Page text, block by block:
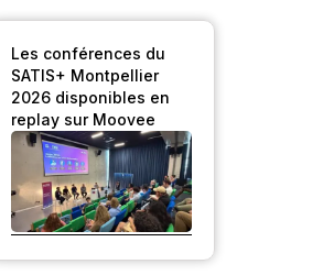
Les conférences du
SATIS+ Montpellier
2026 disponibles en
replay sur Moovee